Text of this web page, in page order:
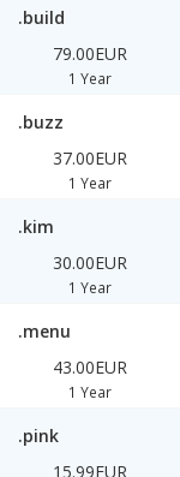
.build
79.00EUR
1 Year
.buzz
37.00EUR
1 Year
.kim
30.00EUR
1 Year
.menu
43.00EUR
1 Year
.pink
15.99EUR